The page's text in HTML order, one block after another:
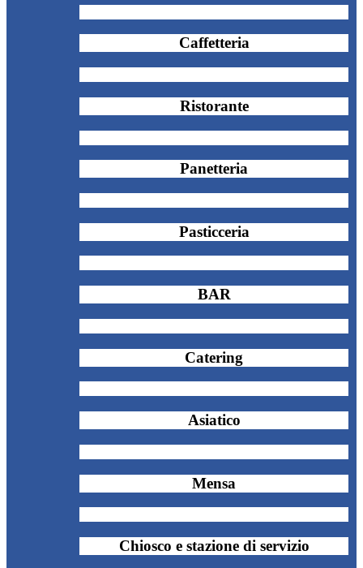
Caffetteria
Ristorante
Panetteria
Pasticceria
BAR
Catering
Asiatico
Mensa
Chiosco e stazione di servizio